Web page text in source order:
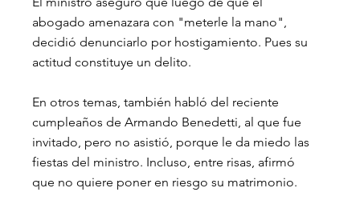
abogado amenazara con "meterle la mano",
decidió denunciarlo por hostigamiento. Pues su
actitud constituye un delito.
En otros temas, también habló del reciente
cumpleaños de Armando Benedetti, al que fue
invitado, pero no asistió, porque le da miedo las
fiestas del ministro. Incluso, entre risas, afirmó
que no quiere poner en riesgo su matrimonio.